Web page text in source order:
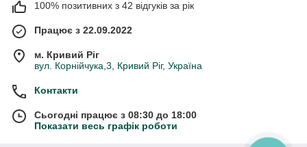
100% позитивних з 42 відгуків за рік
Працює з 22.09.2022
м. Кривий Ріг
вул. Корнійчука,3, Кривий Ріг, Україна
Контакти
Сьогодні працює з 08:30 до 18:00
Показати весь графік роботи